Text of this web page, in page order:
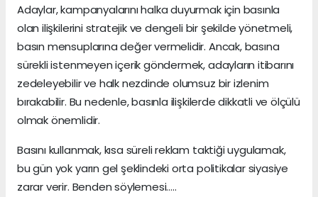
Adaylar, kampanyalarını halka duyurmak için basınla
olan ilişkilerini stratejik ve dengeli bir şekilde yönetmeli,
basın mensuplarına değer vermelidir. Ancak, basına
sürekli istenmeyen içerik göndermek, adayların itibarını
zedeleyebilir ve halk nezdinde olumsuz bir izlenim
bırakabilir. Bu nedenle, basınla ilişkilerde dikkatli ve ölçülü
olmak önemlidir.
Basını kullanmak, kısa süreli reklam taktiği uygulamak,
bu gün yok yarın gel şeklindeki orta politikalar siyasiye
zarar verir. Benden söylemesi…..